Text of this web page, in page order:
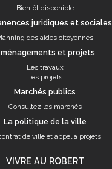
Bientôt disponible
juridiques et sociales
des aides citoyennes
et projets
Les travaux
Les projets
Marchés publics
Consultez les marchés
La politique de la ville
de ville et appel à projets
VIVRE AU ROBERT